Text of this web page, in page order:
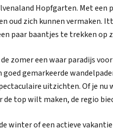
Hopfgarten. Met
oud zich kunnen vermaken.
paar baantjes te trekken op
zomer een waar paradijs
gemarkeerde
uitzichten. Of je
de top wilt maken, de regio
winter of een actieve